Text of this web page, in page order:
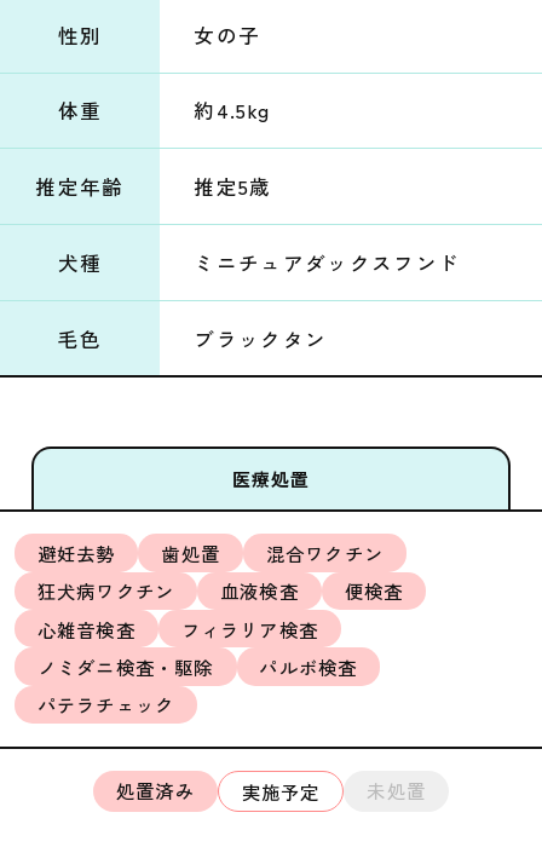
性別 女の子
体重 約4.5kg
推定年齢 推定5歳
犬種 ミニチュアダックスフンド
毛色 ブラックタン
医療処置
避妊去勢 歯処置
混合ワクチン
狂犬病ワクチン
血液検査
便検査
心雑音検査
フィラリア検査
ノミダニ検査・駆除
パルボ検査
パテラチェック
処置済み 実施予定 未処置